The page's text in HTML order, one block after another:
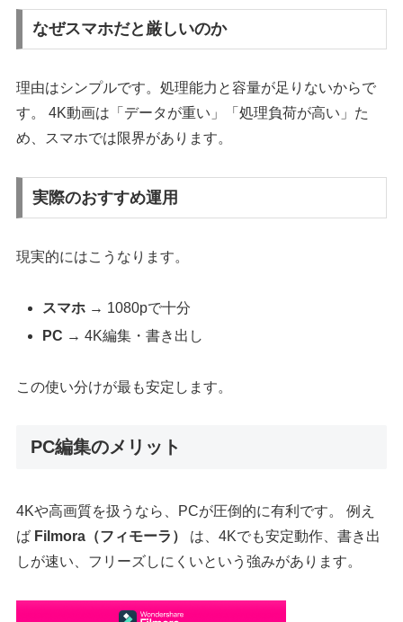
なぜスマホだと厳しいのか
理由はシンプルです。処理能力と容量が足りないからで
す。 4K動画は「データが重い」「処理負荷が高い」た
め、スマホでは限界があります。
実際のおすすめ運用
現実的にはこうなります。
スマホ → 1080pで十分
PC → 4K編集・書き出し
この使い分けが最も安定します。
PC編集のメリット
4Kや高画質を扱うなら、PCが圧倒的に有利です。 例え
ば Filmora（フィモーラ）
は、4Kでも安定動作、書き出
しが速い、フリーズしにくいという強みがあります。